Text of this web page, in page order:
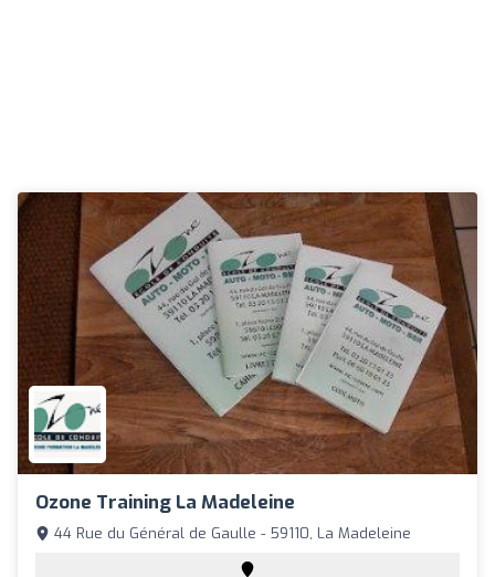
Ozone Training La Madeleine
44 Rue du Général de Gaulle - 59110, La Madeleine